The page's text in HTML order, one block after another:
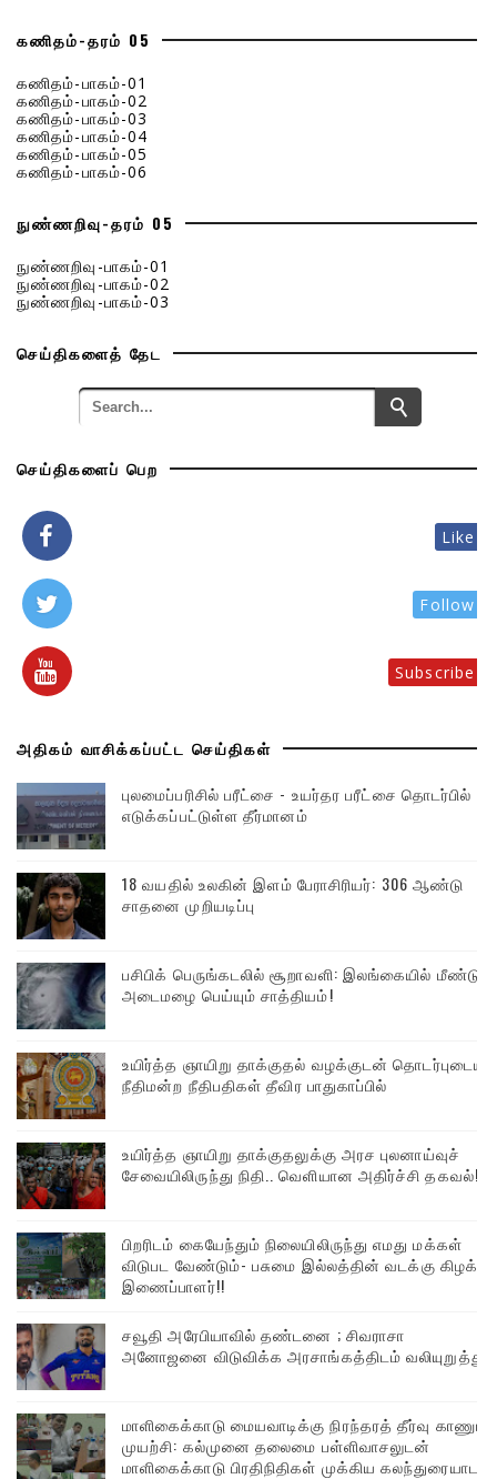
கணிதம்-தரம் 05
கணிதம்-பாகம்-01
கணிதம்-பாகம்-02
கணிதம்-பாகம்-03
கணிதம்-பாகம்-04
கணிதம்-பாகம்-05
கணிதம்-பாகம்-06
நுண்ணறிவு-தரம் 05
நுண்ணறிவு-பாகம்-01
நுண்ணறிவு-பாகம்-02
நுண்ணறிவு-பாகம்-03
செய்திகளைத் தேட
செய்திகளைப் பெற
Like
Follow
Subscribe
அதிகம் வாசிக்கப்பட்ட செய்திகள்
புலமைப்பரிசில் பரீட்சை - உயர்தர பரீட்சை தொடர்பில்
எடுக்கப்பட்டுள்ள தீர்மானம்
18 வயதில் உலகின் இளம் பேராசிரியர்: 306 ஆண்டு
சாதனை முறியடிப்பு
பசிபிக் பெருங்கடலில் சூறாவளி: இலங்கையில் மீண்டும்
அடைமழை பெய்யும் சாத்தியம்!
உயிர்த்த ஞாயிறு தாக்குதல் வழக்குடன் தொடர்புடைய
நீதிமன்ற நீதிபதிகள் தீவிர பாதுகாப்பில்
உயிர்த்த ஞாயிறு தாக்குதலுக்கு அரச புலனாய்வுச்
சேவையிலிருந்து நிதி.. வெளியான அதிர்ச்சி தகவல்!
பிறரிடம் கையேந்தும் நிலையிலிருந்து எமது மக்கள்
விடுபட வேண்டும்- பசுமை இல்லத்தின் வடக்கு கிழக்கு
இணைப்பாளர்!!
சவூதி அரேபியாவில் தண்டனை ; சிவராசா
அனோஜனை விடுவிக்க அரசாங்கத்திடம் வலியுறுத்து
மாளிகைக்காடு மையவாடிக்கு நிரந்தரத் தீர்வு காணும்
முயற்சி: கல்முனை தலைமை பள்ளிவாசலுடன்
மாளிகைக்காடு பிரதிநிதிகள் முக்கிய கலந்துரையாடல்